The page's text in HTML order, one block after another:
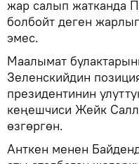
жар салып жатканда
болбойт деген
эмес.
Маалымат
Зеленскийдин
президентинин
кеңешчиси Жейк
өзгөргөн.
Анткен менен